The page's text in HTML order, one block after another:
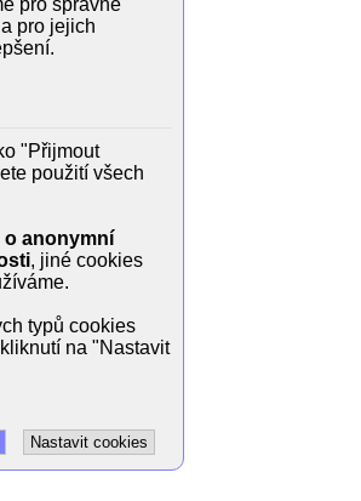
pro správné
pro jejich
"Přijmout
použití všech
o anonymní
, jiné cookies
typů cookies
na "Nastavit
Nastavit cookies